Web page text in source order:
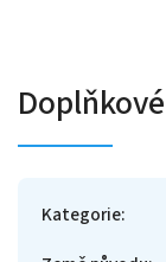
Kategorie: